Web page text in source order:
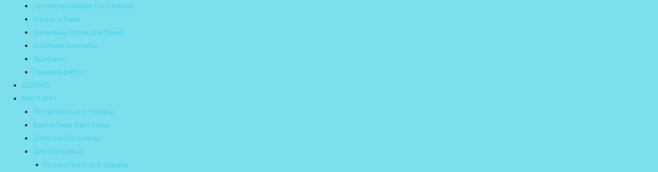
Проектирование бассейнов
Сауны и бани
Хаммамы (турецкие бани)
Соляные комнаты
Фонтаны
Галерея работ
СЕРВИС
МАГАЗИН
Посмореть все товары
Каркасные бассейны
Детские бассейны
Для бассейна
Посмотреть все товары